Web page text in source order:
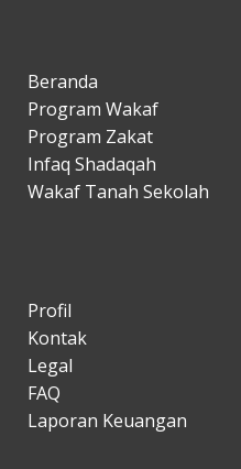
Beranda
Program Wakaf
Program Zakat
Infaq Shadaqah
Wakaf Tanah Sekolah
Profil
Kontak
Legal
FAQ
Laporan Keuangan